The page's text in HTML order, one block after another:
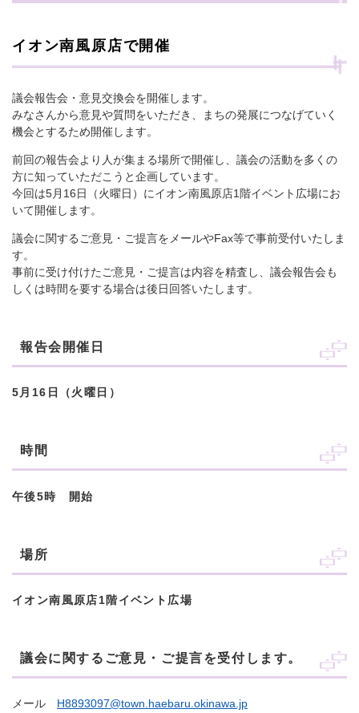
イオン南風原店で開催
議会報告会・意見交換会を開催します。
みなさんから意見や質問をいただき、まちの発展につなげていく
機会とするため開催します。
前回の報告会より人が集まる場所で開催し、議会の活動を多くの
方に知っていただこうと企画しています。
今回は5月16日（火曜日）にイオン南風原店1階イベント広場にお
いて開催します。
議会に関するご意見・ご提言をメールやFax等で事前受付いたしま
す。
事前に受け付けたご意見・ご提言は内容を精査し、議会報告会も
しくは時間を要する場合は後日回答いたします。
報告会開催日
5月16日（火曜日）
時間
午後5時 開始
場所
イオン南風原店1階イベント広場
議会に関するご意見・ご提言を受付します。
メール H8893097@town.haebaru.okinawa.jp